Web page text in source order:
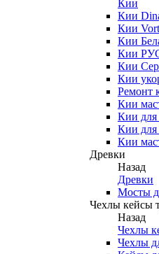
Кии
Кии
Кии
Кии
Кии
Кии
Кии
Ремонт
Кии
Кии для
Кии для
Кии
Древки
Назад
Древки
Мосты
Чехлы кейсы
Назад
Чехлы
Чехлы